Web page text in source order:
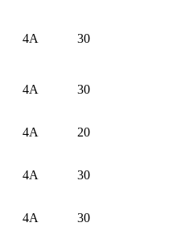
4A 30
4A 30
4A 20
4A 30
4A 30